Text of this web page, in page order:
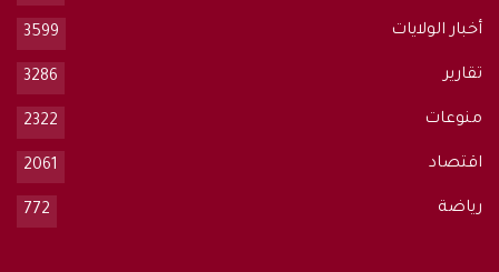
أخبار الولايات 3599
تقارير 3286
منوعات 2322
اقتصاد 2061
رياضة 772